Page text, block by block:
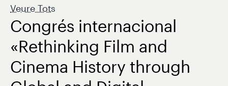
Veure Tots
Congrés internacional
«Rethinking Film and
Cinema History through